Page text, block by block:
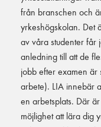
från branschen och
yrkeshögskolan. Det
av våra studenter får
anledning till att de
jobb efter examen
arbete). LIA innebär
en arbetsplats. Där
möjlighet att lära dig